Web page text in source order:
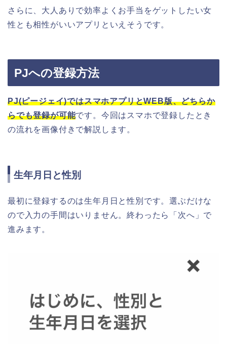
さらに、大人ありで効率よくお手当をゲットしたい女
性とも相性がいいアプリといえそうです。
PJへの登録方法
PJ(ピージェイ)ではスマホアプリとWEB版、どちらか
らでも登録が可能です。今回はスマホで登録したとき
の流れを画像付きで解説します。
生年月日と性別
最初に登録するのは生年月日と性別です。選ぶだけな
ので入力の手間はいりません。終わったら「次へ」で
進みます。